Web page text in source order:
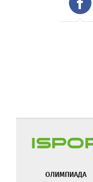
ОЛИМПИАДА